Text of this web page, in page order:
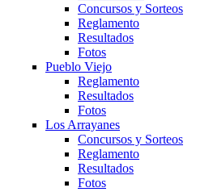
Concursos y Sorteos
Reglamento
Resultados
Fotos
Pueblo Viejo
Reglamento
Resultados
Fotos
Los Arrayanes
Concursos y Sorteos
Reglamento
Resultados
Fotos